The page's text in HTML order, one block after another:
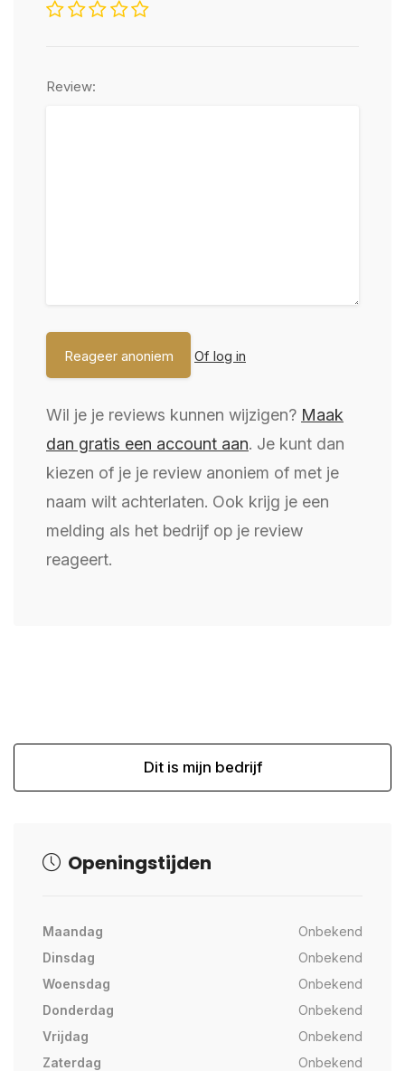
Review:
Of log in
Wil je je reviews kunnen wijzigen? Maak
dan gratis een account aan. Je kunt dan
kiezen of je je review anoniem of met je
naam wilt achterlaten. Ook krijg je een
melding als het bedrijf op je review
reageert.
Dit is mijn bedrijf
Openingstijden
Maandag
Onbekend
Dinsdag
Onbekend
Woensdag
Onbekend
Donderdag
Onbekend
Vrijdag
Onbekend
Zaterdag
Onbekend